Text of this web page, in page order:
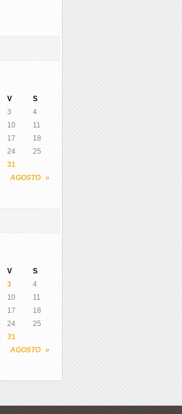
V S
AGOSTO »
3
4
10
11
17
18
24
25
31
V S
AGOSTO »
3
4
10
11
17
18
24
25
31